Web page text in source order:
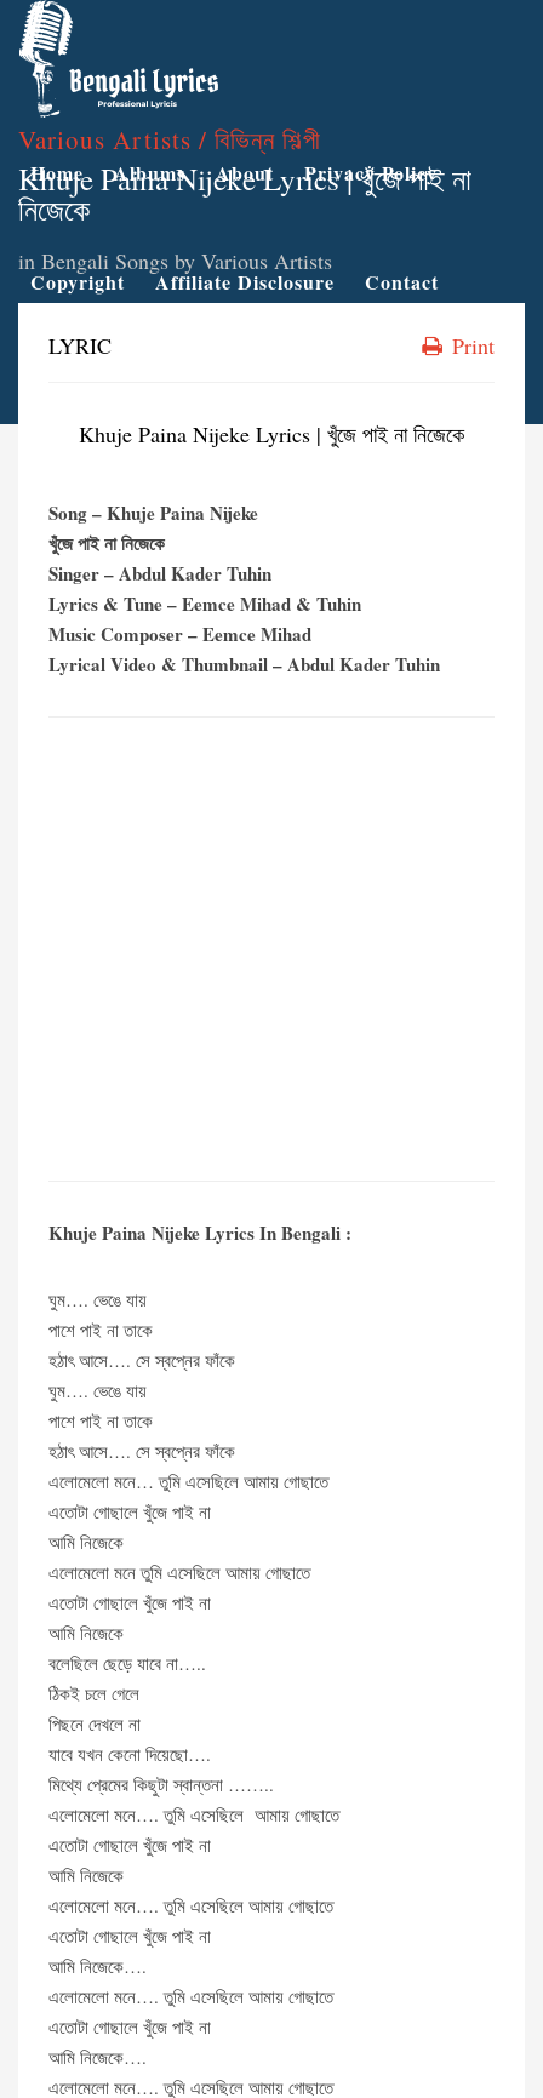
Home Albums About Privacy Policy
Copyright Affiliate Disclosure Contact
Various Artists / বিভিন্ন শিল্পী
Khuje Paina Nijeke Lyrics | খুঁজে পাই না
নিজেকে
in Bengali Songs by Various Artists
LYRIC Print
Khuje Paina Nijeke Lyrics | খুঁজে পাই না নিজেকে
Song – Khuje Paina Nijeke
খুঁজে পাই না নিজেকে
Singer – Abdul Kader Tuhin
Lyrics & Tune – Eemce Mihad & Tuhin
Music Composer – Eemce Mihad
Lyrical Video & Thumbnail – Abdul Kader Tuhin
Khuje Paina Nijeke Lyrics In Bengali :
ঘুম…. ভেঙে যায়
পাশে পাই না তাকে
হঠাৎ আসে…. সে স্বপ্নের ফাঁকে
ঘুম…. ভেঙে যায়
পাশে পাই না তাকে
হঠাৎ আসে…. সে স্বপ্নের ফাঁকে
এলোমেলো মনে… তুমি এসেছিলে আমায় গোছাতে
এতোটা গোছালে খুঁজে পাই না
আমি নিজেকে
এলোমেলো মনে তুমি এসেছিলে আমায় গোছাতে
এতোটা গোছালে খুঁজে পাই না
আমি নিজেকে
বলেছিলে ছেড়ে যাবে না…..
ঠিকই চলে গেলে
পিছনে দেখলে না
যাবে যখন কেনো দিয়েছো….
মিথ্যে প্রেমের কিছুটা স্বান্তনা ……..
এলোমেলো মনে…. তুমি এসেছিলে আমায় গোছাতে
এতোটা গোছালে খুঁজে পাই না
আমি নিজেকে
এলোমেলো মনে…. তুমি এসেছিলে আমায় গোছাতে
এতোটা গোছালে খুঁজে পাই না
আমি নিজেকে….
এলোমেলো মনে…. তুমি এসেছিলে আমায় গোছাতে
এতোটা গোছালে খুঁজে পাই না
আমি নিজেকে….
এলোমেলো মনে…. তুমি এসেছিলে আমায় গোছাতে